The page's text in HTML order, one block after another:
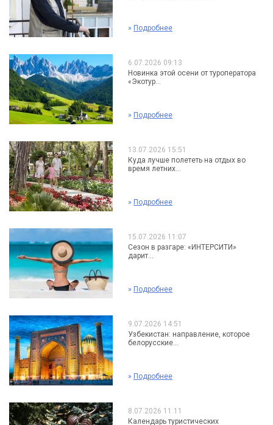
» Подробнее
6.07.2026 09:13
Новинка этой осени от туроператора
«Экотур...
» Подробнее
13.07.2026 15:51
Куда лучше полететь на отдых во
время летних...
» Подробнее
15.07.2026 11:07
Сезон в разгаре: «ИНТЕРСИТИ»
дарит...
» Подробнее
9.07.2026 14:51
Узбекистан: направление, которое
белорусские...
» Подробнее
8.07.2026 11:11
Календарь туристических